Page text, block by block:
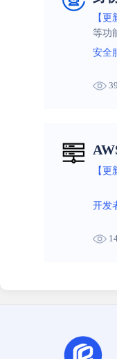
【更
等功
安全
【更
开发